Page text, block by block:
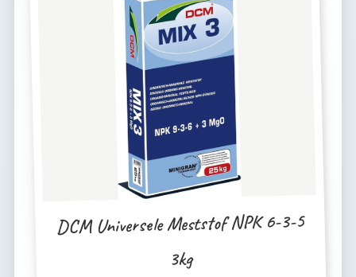
DCM Universele Meststof NPK 6-3-5
3kg